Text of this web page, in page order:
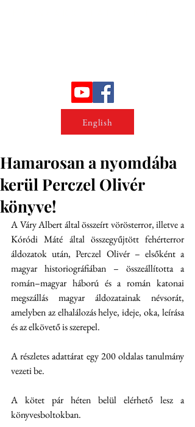
English
Hamarosan a nyomdába
kerül Perczel Olivér
könyve!
A Váry Albert által összeírt vörösterror, illetve a
Kóródi Máté által összegyűjtött fehérterror
áldozatok után, Perczel Olivér – elsőként a
magyar historiográfiában – összeállította a
román–magyar háború és a román katonai
megszállás magyar áldozatainak névsorát,
amelyben az elhalálozás helye, ideje, oka, leírása
és az elkövető is szerepel.
A részletes adattárat egy 200 oldalas tanulmány
vezeti be.
A kötet pár héten belül elérhető lesz a
könyvesboltokban.